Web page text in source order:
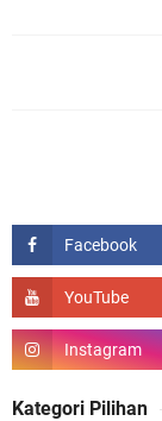
Kategori Pilihan